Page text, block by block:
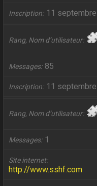
Inscription 11
Rang, Nom d’utilisateur
Messages 85
Inscription 11
Rang, Nom d’utilisateur
Messages 1
Site internet
http://www.sshf.com